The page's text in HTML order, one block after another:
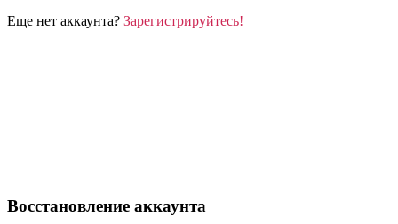
Еще нет аккаунта? Зарегистрируйтесь!
Восстановление аккаунта